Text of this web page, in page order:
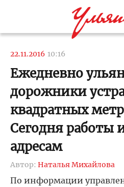
22.11.2016 10:16
Ежедневно
дорожники
квадратных
Сегодня работы
адресам
Автор: Наталья Михайлова
По информации